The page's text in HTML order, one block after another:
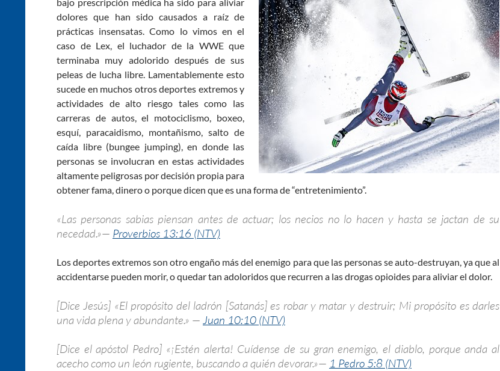
dolores que han sido causados a raíz de
prácticas insensatas. Como lo vimos en el
caso de Lex, el luchador de la WWE que
terminaba muy adolorido después de sus
peleas de lucha libre. Lamentablemente esto
sucede en muchos otros deportes extremos y
actividades de alto riesgo tales como las
carreras de autos, el motociclismo, boxeo,
esquí, paracaidismo, montañismo, salto de
caída libre (bungee jumping), en donde las
personas se involucran en estas actividades
altamente peligrosas por decisión propia para
obtener fama, dinero o porque dicen que es una forma de “entretenimiento”.
«Las personas sabias piensan antes de actuar; los necios no lo hacen y hasta se jactan de su
necedad.»— Proverbios 13:16 (NTV)
Los deportes extremos son otro engaño más del enemigo para que las personas se auto-destruyan, ya que al
accidentarse pueden morir, o quedar tan adoloridos que recurren a las drogas opioides para aliviar el dolor.
[Dice Jesús] «El propósito del ladrón [Satanás] es robar y matar y destruir; Mi propósito es darles
una vida plena y abundante.» — Juan 10:10 (NTV)
[Dice el apóstol Pedro] «¡Estén alerta! Cuídense de su gran enemigo, el diablo, porque anda al
acecho como un león rugiente, buscando a quién devorar.»— 1 Pedro 5:8 (NTV)